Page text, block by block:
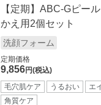
【定期】ABC-Gピー
かえ用2個セット
洗顔フォーム
定期価格
9,856円(税込)
毛穴肌ケア うるおい エ
角質ケア